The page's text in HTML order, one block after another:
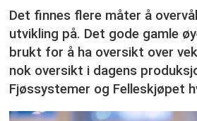
Det finnes flere måter å
utvikling på. Det gode gamle
brukt for å ha oversikt over
nok oversikt i dagens
Fjøssystemer og Felleskjøpet